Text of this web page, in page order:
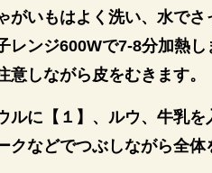
がいもはよく洗い、水で
レンジ600Wで7-8分加熱
意しながら皮をむきます。
ルに【１】、ルウ、牛乳
クなどでつぶしながら全